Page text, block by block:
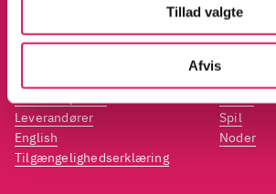
Tillad valgte
Afvis
Om Bibliotek.dk
Leverandører
English
Tilgængelighedserklæring
Afdelinger
Bøger
Spil
Noder